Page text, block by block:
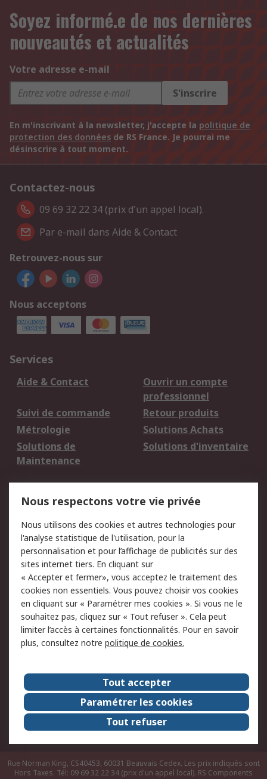
Soyez informé.e de nos dernières
nouveautés et actualités
Votre adresse e-mail
S'inscrire
En m'inscrivant à la newsletter, j'accepte la politique de
protection des données de RS France. Je pourrai me
désinscrire à tout moment.
Contactez-nous
09 69 32 22 34 (prix d'un appel local).
Par e-mail dans Aide & Contact
Retrouvez-nous sur
Nous acceptons
Services
Aide & Contact
Ouvrir un compte
professionnel
Suivi de commande
Retour produits
Métrologie
Solutions Achats
Solutions de
Maintenance
Solutions d'inventaire
du site
Politique de protection
des données - Mise à
jour
Sécurité des E-mails
Conditions générales
de vente
Politique anti-
corruption
Campagnes marketing
A propos de RS
A propos de RS France
Evénements
Le groupe RS Group Plc
Presse
RS dans le monde
Démarche RSE
Nous rejoindre
RS Particuliers
Rue Norman King, CS40453, 60031 Beauvais Cedex. Les prix indiqués sont
Hors Taxes. Tél: 09 69 32 22 34 (prix d'un appel local). RS Components
Nous respectons votre vie privée
Nous utilisons des cookies et autres technologies pour
l'analyse statistique de l'utilisation, pour la
personnalisation et pour l’affichage de publicités sur des
sites internet tiers. En cliquant sur
« Accepter et fermer», vous acceptez le traitement des
cookies non essentiels. Vous pouvez choisir vos cookies
en cliquant sur « Paramétrer mes cookies ». Si vous ne le
souhaitez pas, cliquez sur « Tout refuser ». Cela peut
limiter l’accès à certaines fonctionnalités. Pour en savoir
plus, consultez notre politique de cookies.
Tout accepter
Paramétrer les cookies
Tout refuser